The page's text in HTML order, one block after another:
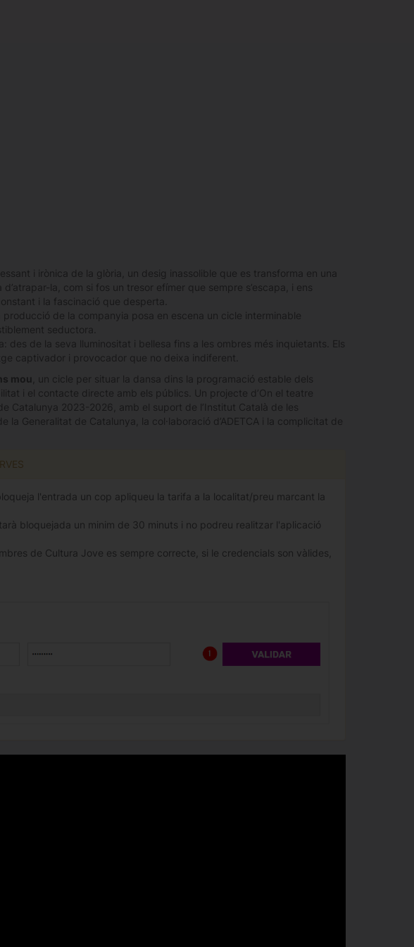
i irònica de la glòria, un desig inassolible que es transforma en una
la, com si fos un tresor efímer que sempre s’escapa, i ens
i la fascinació que desperta.
de la companyia posa en escena un cicle interminable
seductora.
des de la seva lluminositat i bellesa fins a les ombres més inquietants. Els
captivador i provocador que no deixa indiferent.
mou , un cicle per situar la dansa dins la programació estable dels
i el contacte directe amb els públics. Un projecte d’On el teatre
Catalunya 2023-2026, amb el suport de l’Institut Català de les
la Generalitat de Catalunya, la col·laboració d’ADETCA i la complicitat de
l'entrada un cop apliqueu la tarifa a la localitat/preu marcant la
bloquejada un minim de 30 minuts i no podreu realitzar l'aplicació
de Cultura Jove es sempre correcte, si le credencials son vàlides,